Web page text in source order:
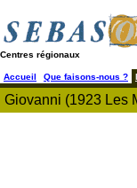
Centres régionaux
Accueil Que faisons-nous ?
Giovanni (1923 Les